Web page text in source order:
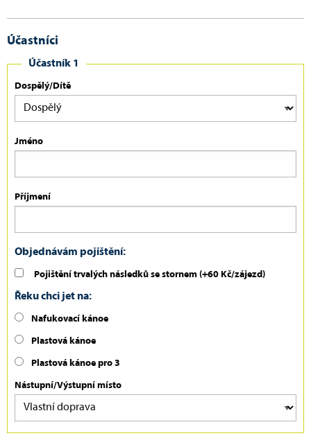
Účastníci
Účastník 1
Dospělý/Dítě
Jméno
Příjmení
Objednávám pojištění:
Pojištění trvalých následků se stornem (+60 Kč/zájezd)
Řeku chci jet na:
Nafukovací kánoe
Plastová kánoe
Plastová kánoe pro 3
Nástupní/Výstupní místo